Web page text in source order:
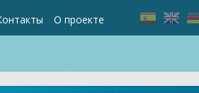
О проекте